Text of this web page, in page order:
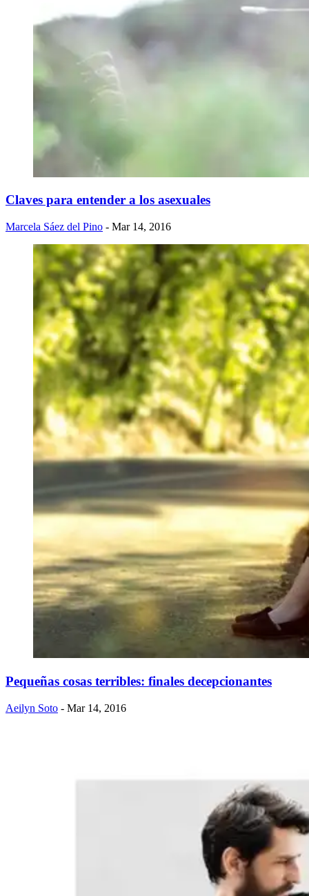
Claves para entender a los asexuales
Marcela Sáez del Pino - Mar 14, 2016
Pequeñas cosas terribles: finales decepcionantes
Aeilyn Soto - Mar 14, 2016